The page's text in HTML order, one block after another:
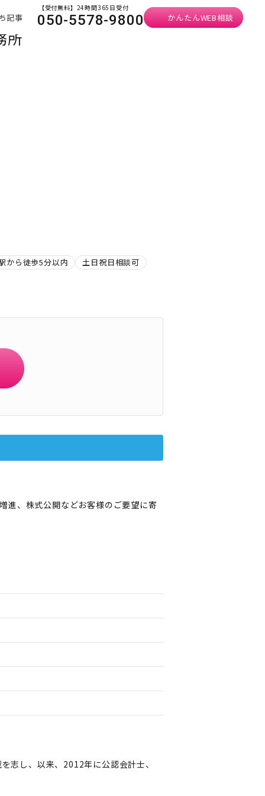
記事
【受付無料】24時間365日受付
050-5578-9800 かんたんWEB相談
所
から徒歩5分以内 土日祝日相談可
進、株式公開などお客様のご要望に寄
志し、以来、2012年に公認会計士、